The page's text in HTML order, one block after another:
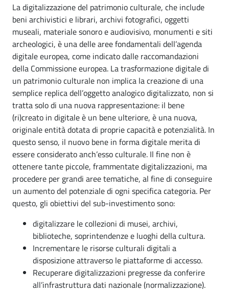
La digitalizzazione del patrimonio culturale, che include
beni archivistici e librari, archivi fotografici, oggetti
museali, materiale sonoro e audiovisivo, monumenti e siti
archeologici, è una delle aree fondamentali dell’agenda
digitale europea, come indicato dalle raccomandazioni
della Commissione europea. La trasformazione digitale di
un patrimonio culturale non implica la creazione di una
semplice replica dell’oggetto analogico digitalizzato, non si
tratta solo di una nuova rappresentazione: il bene
(ri)creato in digitale è un bene ulteriore, è una nuova,
originale entità dotata di proprie capacità e potenzialità. In
questo senso, il nuovo bene in forma digitale merita di
essere considerato anch’esso culturale. Il fine non è
ottenere tante piccole, frammentate digitalizzazioni, ma
procedere per grandi aree tematiche, al fine di conseguire
un aumento del potenziale di ogni specifica categoria. Per
questo, gli obiettivi del sub-investimento sono:
digitalizzare le collezioni di musei, archivi,
biblioteche, soprintendenze e luoghi della cultura.
Incrementare le risorse culturali digitali a
disposizione attraverso le piattaforme di accesso.
Recuperare digitalizzazioni pregresse da conferire
all’infrastruttura dati nazionale (normalizzazione).